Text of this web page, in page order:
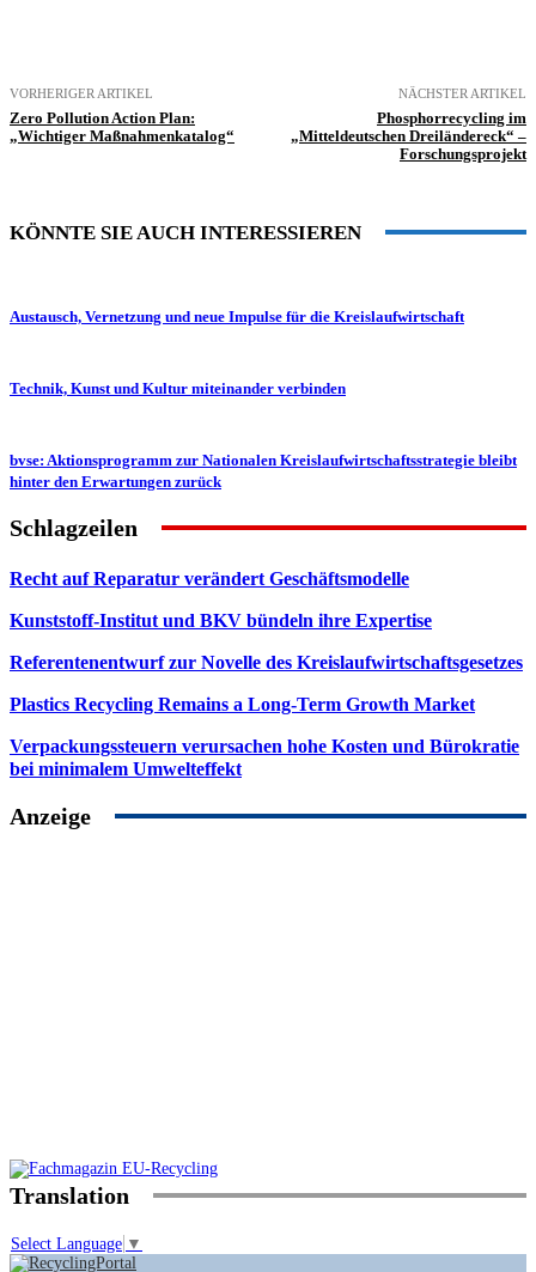
VORHERIGER ARTIKEL
Zero Pollution Action Plan:
„Wichtiger Maßnahmenkatalog“
NÄCHSTER ARTIKEL
Phosphorrecycling im
„Mitteldeutschen Dreiländereck“ –
Forschungsprojekt
KÖNNTE SIE AUCH INTERESSIEREN
Austausch, Vernetzung und neue Impulse für die Kreislaufwirtschaft
Technik, Kunst und Kultur miteinander verbinden
bvse: Aktionsprogramm zur Nationalen Kreislaufwirtschaftsstrategie bleibt
hinter den Erwartungen zurück
Schlagzeilen
Recht auf Reparatur verändert Geschäftsmodelle
Kunststoff-Institut und BKV bündeln ihre Expertise
Referentenentwurf zur Novelle des Kreislaufwirtschaftsgesetzes
Plastics Recycling Remains a Long-Term Growth Market
Verpackungssteuern verursachen hohe Kosten und Bürokratie
bei minimalem Umwelteffekt
Anzeige
Translation
Select Language ▼